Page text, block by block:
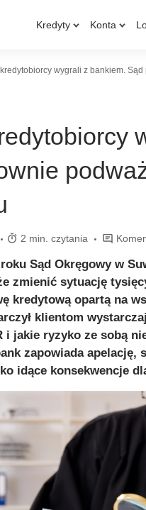
Kredyty Konta
wygrali z bankiem.
2 min. czytania
Sąd Okręgowy w
zmienić sytuację
kredytową opartą na
klientom
i jakie ryzyko ze sobą
zapowiada apelację,
idące konsekwencje